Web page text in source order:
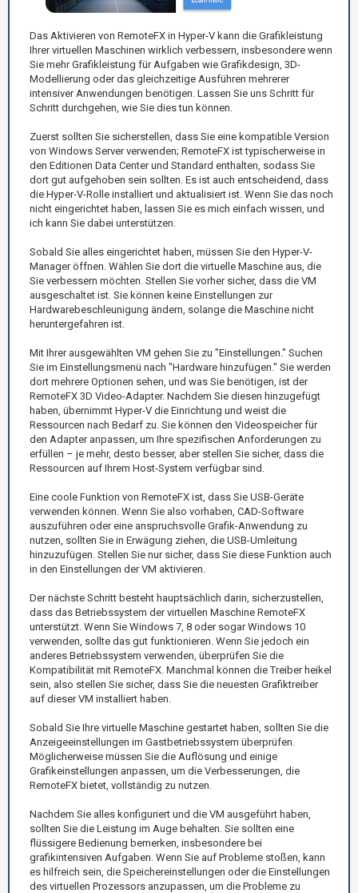
Das Aktivieren von RemoteFX in Hyper-V kann die Grafikleistung
Ihrer virtuellen Maschinen wirklich verbessern, insbesondere wenn
Sie mehr Grafikleistung für Aufgaben wie Grafikdesign, 3D-
Modellierung oder das gleichzeitige Ausführen mehrerer
intensiver Anwendungen benötigen. Lassen Sie uns Schritt für
Schritt durchgehen, wie Sie dies tun können.
Zuerst sollten Sie sicherstellen, dass Sie eine kompatible Version
von Windows Server verwenden; RemoteFX ist typischerweise in
den Editionen Data Center und Standard enthalten, sodass Sie
dort gut aufgehoben sein sollten. Es ist auch entscheidend, dass
die Hyper-V-Rolle installiert und aktualisiert ist. Wenn Sie das noch
nicht eingerichtet haben, lassen Sie es mich einfach wissen, und
ich kann Sie dabei unterstützen.
Sobald Sie alles eingerichtet haben, müssen Sie den Hyper-V-
Manager öffnen. Wählen Sie dort die virtuelle Maschine aus, die
Sie verbessern möchten. Stellen Sie vorher sicher, dass die VM
ausgeschaltet ist. Sie können keine Einstellungen zur
Hardwarebeschleunigung ändern, solange die Maschine nicht
heruntergefahren ist.
Mit Ihrer ausgewählten VM gehen Sie zu "Einstellungen." Suchen
Sie im Einstellungsmenü nach "Hardware hinzufügen." Sie werden
dort mehrere Optionen sehen, und was Sie benötigen, ist der
RemoteFX 3D Video-Adapter. Nachdem Sie diesen hinzugefügt
haben, übernimmt Hyper-V die Einrichtung und weist die
Ressourcen nach Bedarf zu. Sie können den Videospeicher für
den Adapter anpassen, um Ihre spezifischen Anforderungen zu
erfüllen – je mehr, desto besser, aber stellen Sie sicher, dass die
Ressourcen auf Ihrem Host-System verfügbar sind.
Eine coole Funktion von RemoteFX ist, dass Sie USB-Geräte
verwenden können. Wenn Sie also vorhaben, CAD-Software
auszuführen oder eine anspruchsvolle Grafik-Anwendung zu
nutzen, sollten Sie in Erwägung ziehen, die USB-Umleitung
hinzuzufügen. Stellen Sie nur sicher, dass Sie diese Funktion auch
in den Einstellungen der VM aktivieren.
Der nächste Schritt besteht hauptsächlich darin, sicherzustellen,
dass das Betriebssystem der virtuellen Maschine RemoteFX
unterstützt. Wenn Sie Windows 7, 8 oder sogar Windows 10
verwenden, sollte das gut funktionieren. Wenn Sie jedoch ein
anderes Betriebssystem verwenden, überprüfen Sie die
Kompatibilität mit RemoteFX. Manchmal können die Treiber heikel
sein, also stellen Sie sicher, dass Sie die neuesten Grafiktreiber
auf dieser VM installiert haben.
Sobald Sie Ihre virtuelle Maschine gestartet haben, sollten Sie die
Anzeigeeinstellungen im Gastbetriebssystem überprüfen.
Möglicherweise müssen Sie die Auflösung und einige
Grafikeinstellungen anpassen, um die Verbesserungen, die
RemoteFX bietet, vollständig zu nutzen.
Nachdem Sie alles konfiguriert und die VM ausgeführt haben,
sollten Sie die Leistung im Auge behalten. Sie sollten eine
flüssigere Bedienung bemerken, insbesondere bei
grafikintensiven Aufgaben. Wenn Sie auf Probleme stoßen, kann
es hilfreich sein, die Speichereinstellungen oder die Einstellungen
des virtuellen Prozessors anzupassen, um die Probleme zu